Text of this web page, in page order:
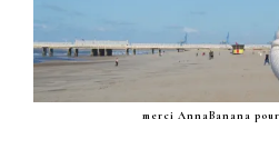
merci AnnaBanana